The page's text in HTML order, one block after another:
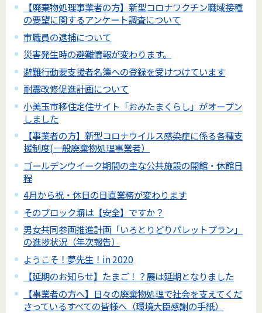
【廃棄物処理事業者の方】新型コロナワクチン職域接種
の要望に関するアンケート調査について
市職員の逮捕について
災害発生時の避難情報が変わります。
避難行動要支援者名簿への登録を受けつけています
耐震改修促進計画について
小美玉市移住定住サイト「おみたまくらし」がオープン
しました
【事業者の方】新型コロナウイルス感染症に係る各種支
援制度(一般廃棄物処理事業者）
ゴールデンウイーク期間の主な公共施設の開館・休館日
程
4月から祝・休日の日直業務が変わります
そのブロック塀は【安全】ですか？
男女共同参画推進計画「いろとりどりパレットプラン」
の進捗状況（年次報告）
ようこそ！夢先生！in 2020
【延期のお知らせ】たまご！？展は延期となりました
【事業者の方へ】日々の廃棄物処理で社会を支えてくだ
さっているすべての皆様へ（環境大臣感謝の手紙）